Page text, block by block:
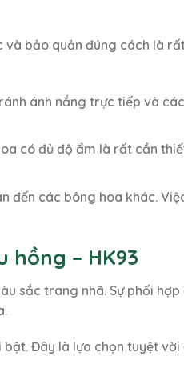
và bảo quản đúng cách là
ánh nắng trực tiếp và
có đủ độ ẩm là rất cần
đến các bông hoa khác.
hồng – HK93
sắc trang nhã. Sự phối
Đây là lựa chọn tuyệt vời